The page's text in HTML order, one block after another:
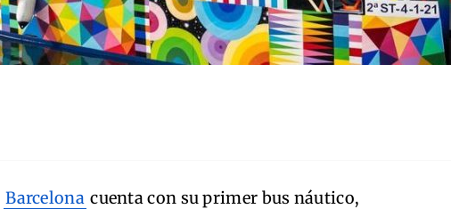
Barcelona cuenta con su primer bus náutico,